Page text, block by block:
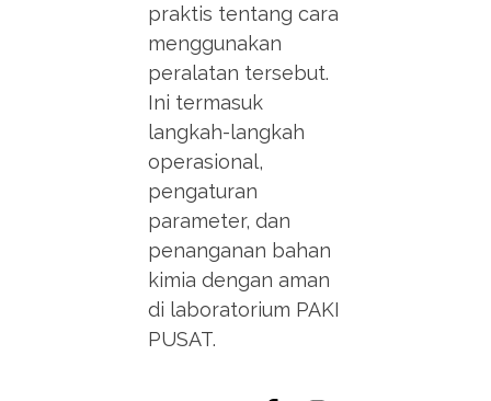
praktis tentang cara
menggunakan
peralatan tersebut.
Ini termasuk
langkah-langkah
operasional,
pengaturan
parameter, dan
penanganan bahan
kimia dengan aman
di laboratorium PAKI
PUSAT.